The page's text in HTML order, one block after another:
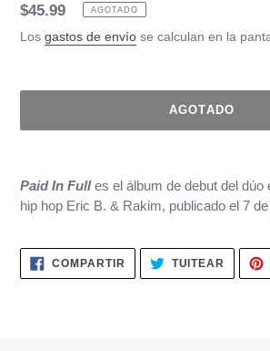
Precio
habitual
$45.99 AGOTADO
Los gastos de envío se calculan en la
AGOTADO
producto
a
carrito
de
Paid In Fulles el álbum de debut del dúo
hip hop Eric B. & Rakim, publicado el 7
COMPARTIR COMPARTIR
FACEBOOK
TUITEAR